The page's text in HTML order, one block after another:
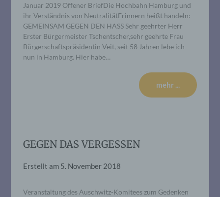
Januar 2019 Offener BriefDie Hochbahn Hamburg und
ihr Verständnis von NeutralitätErinnern heißt handeln:
GEMEINSAM GEGEN DEN HASS Sehr geehrter Herr
Erster Bürgermeister Tschentscher,sehr geehrte Frau
Bürgerschaftspräsidentin Veit, seit 58 Jahren lebe ich
nun in Hamburg. Hier habe…
mehr ...
GEGEN DAS VERGESSEN
Erstellt am 5. November 2018
Veranstaltung des Auschwitz-Komitees zum Gedenken